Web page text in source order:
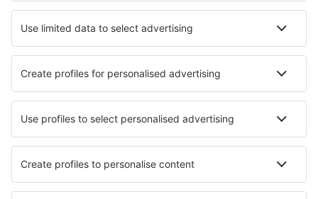
Hotelek
Transzferek
Látnivalók
Sportesemények
Tudjon meg többet
Legalacsonyabb ár garancia
Légitársaságok
Ryanair
Wizz Air